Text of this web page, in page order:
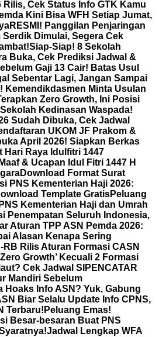
Rilis, Cek Status Info GTK Kamu
Kini Bisa WFH Setiap Jumat,
RESMI! Panggilan Penjaringan
Serdik Dimulai, Segera Cek
Siap-Siap! 8 Sekolah
Buka, Cek Prediksi Jadwal &
Gaji 13 Cair! Batas Usul
Sebentar Lagi, Jangan Sampai
Kemendikdasmen Minta Usulan
Zero Growth, Ini Posisi
Kedinasan Waspada!
Sudah Dibuka, Cek Jadwal
UKOM JF Prakom &
April 2026! Siapkan Berkas
Hari Raya Idulfitri 1447
& Ucapan Idul Fitri 1447 H
Download Format Surat
PNS Kementerian Haji 2026:
Template GratisPeluang
Kementerian Haji dan Umrah
Penempatan Seluruh Indonesia,
Aturan TPP ASN Pemda 2026:
Alasan Kenapa Sering
RB Rilis Aturan Formasi CASN
Growth’ Kecuali 2 Formasi
Cek Jadwal SIPENCATAR
Mandiri Sebelum
Hoaks Info ASN? Yuk, Gabung
Biar Selalu Update Info CPNS,
Terbaru! Peluang Emas!
Besar-besaran Buat PNS
Jadwal Lengkap WFA